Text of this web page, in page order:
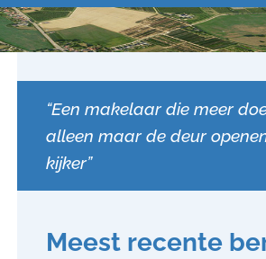
“Een makelaar die meer
alleen maar de deur
kijker”
Meest recente